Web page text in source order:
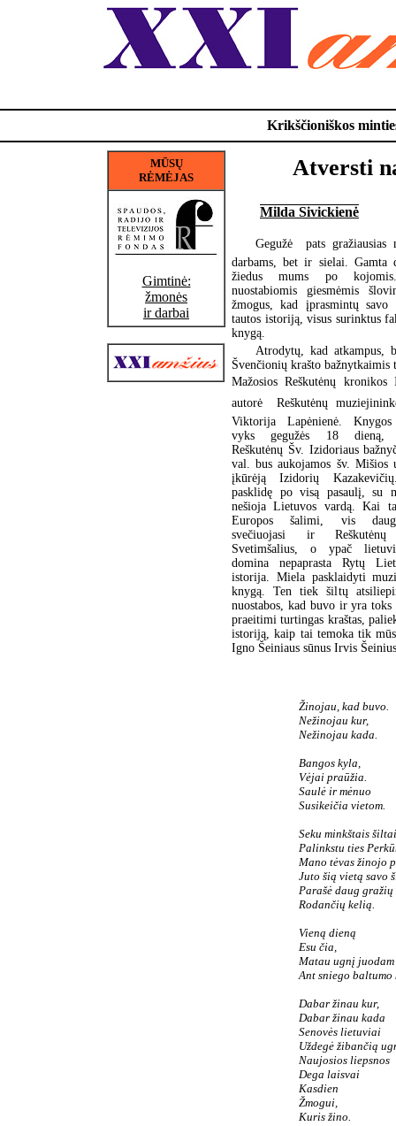
Krikščioniškos
MŪSŲ
RĖMĖJAS
Gimtinė:
žmonės
ir darbai
Atversti
Milda Sivickienė
Gegužė  pats
darbams, bet ir sielai. Gamta
žiedus mums po
nuostabiomis giesmėmis
žmogus, kad įprasmintų
tautos istoriją, visus surinktus
knygą.
Atrodytų, kad atkampus,
Švenčionių krašto bažnytkaimis
Mažosios Reškutėnų
autorė  Reškutėnų
Viktorija Lapėnienė. Knygos
vyks gegužės 18 dieną,
Reškutėnų Šv. Izidoriaus
val. bus aukojamos šv. Mišios
įkūrėją Izidorių
pasklidę po visą pasaulį, su
nešioja Lietuvos vardą. Kai
Europos šalimi, vis
svečiuojasi ir Reškutėnų
Svetimšalius, o ypač
domina nepaprasta Rytų
istorija. Miela pasklaidyti
knygą. Ten tiek šiltų
nuostabos, kad buvo ir yra toks
praeitimi turtingas kraštas,
istoriją, kaip tai temoka tik
Igno Šeiniaus sūnus Irvis
Žinojau, kad buvo.
Nežinojau kur,
Nežinojau kada.
Bangos kyla,
Vėjai praūžia.
Saulė ir mėnuo
Susikeičia vietom.
Seku minkštais
Palinkstu ties
Mano tėvas žinojo
Juto šią vietą savo
Parašė daug gražių
Rodančių kelią.
Vieną dieną
Esu čia,
Matau ugnį juodam
Ant sniego baltumo
Dabar žinau kur,
Dabar žinau kada
Senovės lietuviai
Uždegė žibančią
Naujosios liepsnos
Dega laisvai
Kasdien
Žmogui,
Kuris žino.